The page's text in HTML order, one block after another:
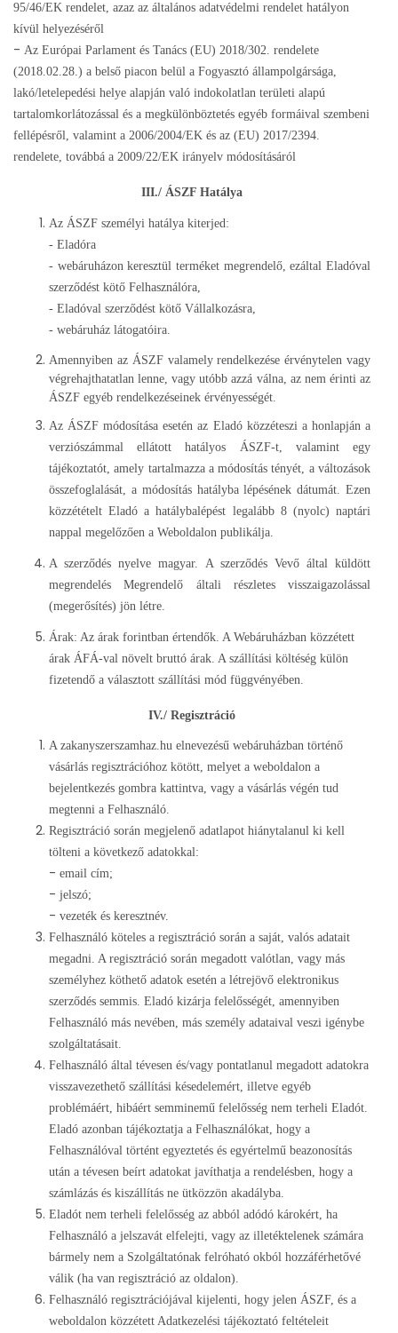
95/46/EK rendelet, azaz az általános adatvédelmi rendelet hatályon
kívül helyezéséről
- Az Európai Parlament és Tanács (EU) 2018/302. rendelete
(2018.02.28.) a belső piacon belül a Fogyasztó állampolgársága,
lakó/letelepedési helye alapján való indokolatlan területi alapú
tartalomkorlátozással és a megkülönböztetés egyéb formáival szembeni
fellépésről, valamint a 2006/2004/EK és az (EU) 2017/2394.
rendelete, továbbá a 2009/22/EK irányelv módosításáról
III./ ÁSZF Hatálya
Az ÁSZF személyi hatálya kiterjed:
- Eladóra
- webáruházon keresztül terméket megrendelő, ezáltal Eladóval
szerződést kötő Felhasználóra,
- Eladóval szerződést kötő Vállalkozásra,
- webáruház látogatóira.
Amennyiben az ÁSZF valamely rendelkezése érvénytelen vagy
végrehajthatatlan lenne, vagy utóbb azzá válna, az nem érinti az
ÁSZF egyéb rendelkezéseinek érvényességét.
Az ÁSZF módosítása esetén az Eladó közzéteszi a honlapján a
verziószámmal ellátott hatályos ÁSZF-t, valamint egy
tájékoztatót, amely tartalmazza a módosítás tényét, a változások
összefoglalását, a módosítás hatályba lépésének dátumát. Ezen
közzétételt Eladó a hatálybalépést legalább 8 (nyolc) naptári
nappal megelőzően a Weboldalon publikálja.
A szerződés nyelve magyar. A szerződés Vevő által küldött
megrendelés Megrendelő általi részletes visszaigazolással
(megerősítés) jön létre.
Árak: Az árak forintban értendők. A Webáruházban közzétett
árak ÁFÁ-val növelt bruttó árak. A szállítási költéség külön
fizetendő a választott szállítási mód függvényében.
IV./ Regisztráció
A zakanyszerszamhaz.hu elnevezésű webáruházban történő
vásárlás regisztrációhoz kötött, melyet a weboldalon a
bejelentkezés gombra kattintva, vagy a vásárlás végén tud
megtenni a Felhasználó.
Regisztráció során megjelenő adatlapot hiánytalanul ki kell
tölteni a következő adatokkal:
- email cím;
- jelszó;
- vezeték és keresztnév.
Felhasználó köteles a regisztráció során a saját, valós adatait
megadni. A regisztráció során megadott valótlan, vagy más
személyhez köthető adatok esetén a létrejövő elektronikus
szerződés semmis. Eladó kizárja felelősségét, amennyiben
Felhasználó más nevében, más személy adataival veszi igénybe
szolgáltatásait.
Felhasználó által tévesen és/vagy pontatlanul megadott adatokra
visszavezethető szállítási késedelemért, illetve egyéb
problémáért, hibáért semminemű felelősség nem terheli Eladót.
Eladó azonban tájékoztatja a Felhasználókat, hogy a
Felhasználóval történt egyeztetés és egyértelmű beazonosítás
után a tévesen beírt adatokat javíthatja a rendelésben, hogy a
számlázás és kiszállítás ne ütközzön akadályba.
Eladót nem terheli felelősség az abból adódó károkért, ha
Felhasználó a jelszavát elfelejti, vagy az illetéktelenek számára
bármely nem a Szolgáltatónak felróható okból hozzáférhetővé
válik (ha van regisztráció az oldalon).
Felhasználó regisztrációjával kijelenti, hogy jelen ÁSZF, és a
weboldalon közzétett Adatkezelési tájékoztató feltételeit